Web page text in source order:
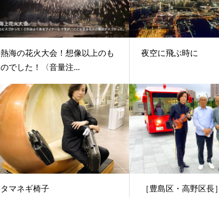
熱海の花火大会！想像以上のも
のでした！〈音量注...
夜空に飛ぶ時に
タマネギ椅子 ［豊島区・高野区長］